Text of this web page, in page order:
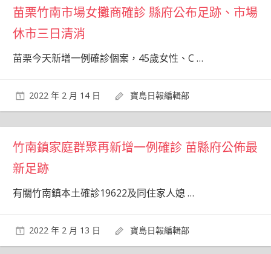
苗栗竹南市場女攤商確診 縣府公布足跡、市場
休市三日清消
苗栗今天新增一例確診個案，45歲女性、C…
2022 年 2 月 14 日 寶島日報編輯部
竹南鎮家庭群聚再新增一例確診 苗縣府公佈最
新足跡
有關竹南鎮本土確診19622及同住家人媳…
2022 年 2 月 13 日 寶島日報編輯部